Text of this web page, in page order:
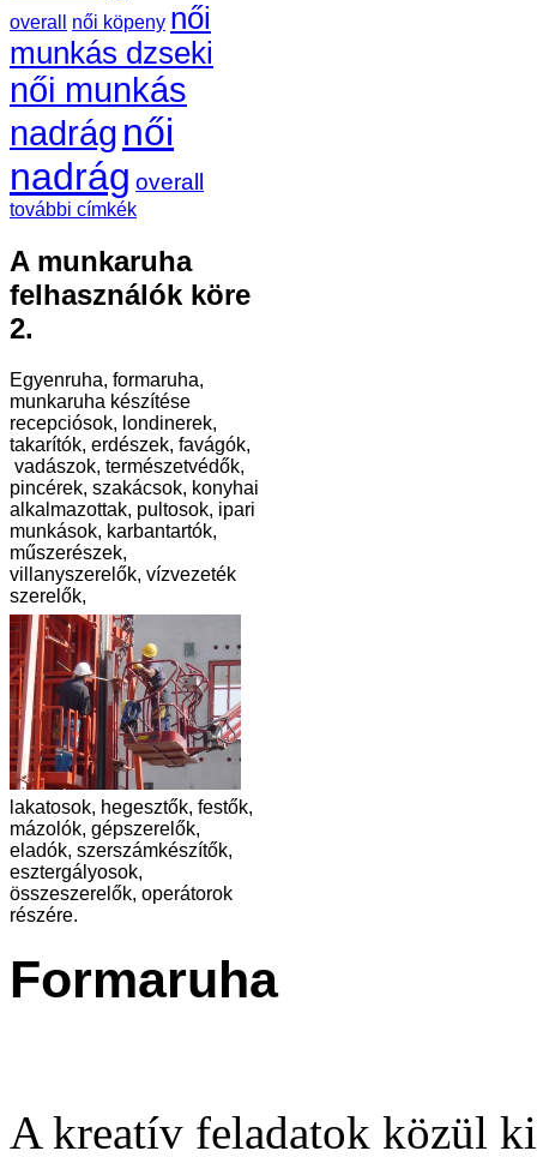
overall
női köpeny női
munkás dzseki
női munkás
nadrág női
nadrág overall
további címkék
A munkaruha
felhasználók köre
2.
Egyenruha, formaruha,
munkaruha készítése
recepciósok, londinerek,
takarítók, erdészek, favágók,
vadászok, természetvédők,
pincérek, szakácsok, konyhai
alkalmazottak, pultosok, ipari
munkások, karbantartók,
műszerészek,
villanyszerelők, vízvezeték
szerelők,
lakatosok, hegesztők, festők,
mázolók, gépszerelők,
eladók, szerszámkészítők,
esztergályosok,
összeszerelők, operátorok
részére.
Formaruha
A kreatív feladatok közül